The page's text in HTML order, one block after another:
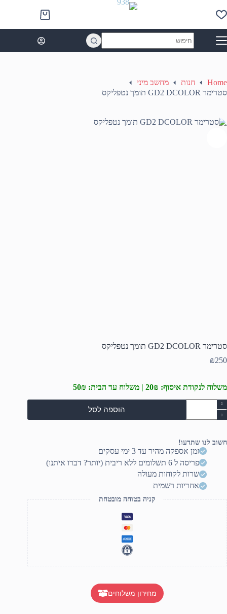
to
content
Shopping
cart
results
Home חנות
מחשב מיני
סטרימר GD2 DCOLOR תומך נטפליקס
סטרימר GD2 DCOLOR תומך נטפליקס
₪250
משלוח לנקודת איסוף: 20₪ | משלוח עד הבית: 50₪
כמות
של
סטרימר
DCOLOR
תומך
נטפליקס
הוספה לסל
חשוב לנו שתדעו!
זמן אספקה מהיר עד 3 ימי עסקים
פריסה ל 6 תשלומים ללא ריבית (יותר? דברו איתנו)
שרות לקוחות מעולה
אחריות רשמית
קניה בטוחה מובטחת
מחירון משלוחים